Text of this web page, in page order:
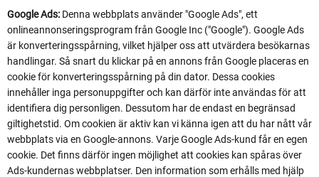
Google Ads: Denna webbplats använder "Google Ads", ett
onlineannonseringsprogram från Google Inc ("Google"). Google Ads
är konverteringsspårning, vilket hjälper oss att utvärdera besökarnas
handlingar. Så snart du klickar på en annons från Google placeras en
cookie för konverteringsspårning på din dator. Dessa cookies
innehåller inga personuppgifter och kan därför inte användas för att
identifiera dig personligen. Dessutom har de endast en begränsad
giltighetstid. Om cookien är aktiv kan vi känna igen att du har nått vår
webbplats via en Google-annons. Varje Google Ads-kund får en egen
cookie. Det finns därför ingen möjlighet att cookies kan spåras över
Ads-kundernas webbplatser. Den information som erhålls med hjälp